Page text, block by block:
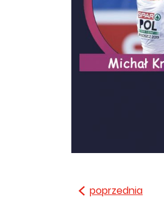
poprzednia